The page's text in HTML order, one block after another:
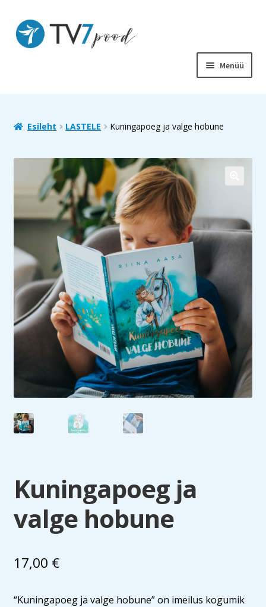
Liigu
navigeerimisele
Liigu
sisu
juurde
Menüü
RAAMATUD
LASTELE
SOODUS
MUUD TOOTED
Esileht LASTELE Kuningapoeg ja valge hobune
Kuningapoeg ja
valge hobune
17,00 €
“Kuningapoeg ja valge hobune” on imeilus kogumik